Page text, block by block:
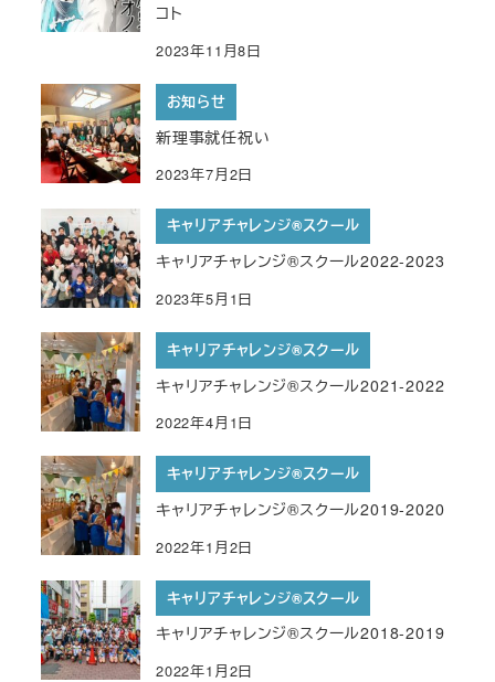
コト
2023年11月8日
お知らせ
新理事就任祝い
2023年7月2日
キャリアチャレンジ®︎スクール
キャリアチャレンジ®︎スクール2022-2023
2023年5月1日
キャリアチャレンジ®︎スクール
キャリアチャレンジ®︎スクール2021-2022
2022年4月1日
キャリアチャレンジ®︎スクール
キャリアチャレンジ®︎スクール2019-2020
2022年1月2日
キャリアチャレンジ®︎スクール
キャリアチャレンジ®︎スクール2018-2019
2022年1月2日